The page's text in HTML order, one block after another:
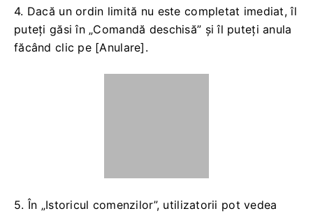
4. Dacă un ordin limită nu este completat imediat, îl
puteți găsi în „Comandă deschisă” și îl puteți anula
făcând clic pe [Anulare].
5. În „Istoricul comenzilor”, utilizatorii pot vedea